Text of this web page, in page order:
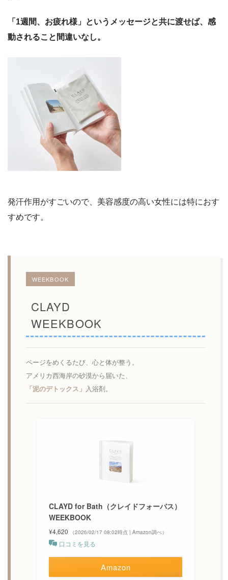
「1週間、お疲れ様」というメッセージと共に渡せば、感
動されること間違いなし。
発汗作用がすごいので、美容感度の高い女性には特におす
すめです。
WEEKBOOK
CLAYD
WEEKBOOK
ページをめくるたび、心と体が整う。
アメリカ西海岸の砂漠から届いた、
「泥のデトックス」 入浴剤。
CLAYD for Bath（クレイドフォーバス）
WEEKBOOK
¥4,620 （2026/02/17 08:02時点 | Amazon調べ）
口コミを見る
Amazon